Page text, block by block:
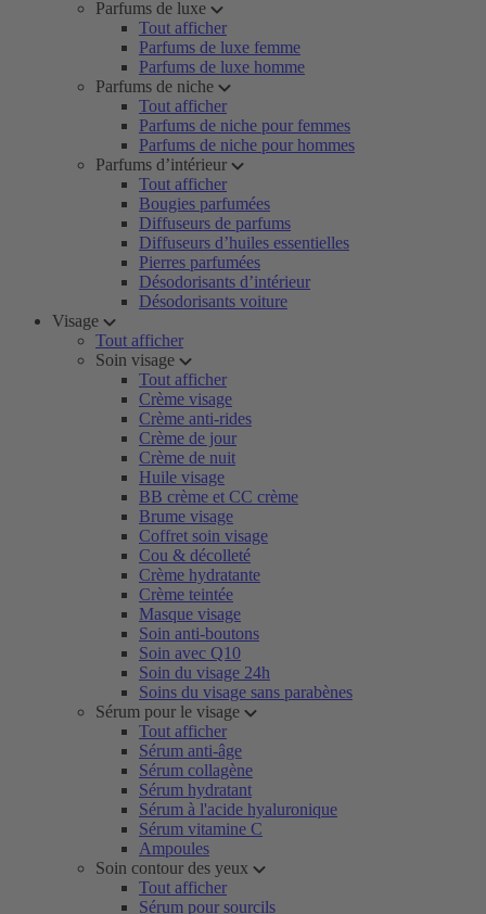
Parfums de luxe
Tout afficher
Parfums de luxe femme
Parfums de luxe homme
Parfums de niche
Tout afficher
Parfums de niche pour femmes
Parfums de niche pour hommes
Parfums d’intérieur
Tout afficher
Bougies parfumées
Diffuseurs de parfums
Diffuseurs d’huiles essentielles
Pierres parfumées
Désodorisants d’intérieur
Désodorisants voiture
Visage
Tout afficher
Soin visage
Tout afficher
Crème visage
Crème anti-rides
Crème de jour
Crème de nuit
Huile visage
BB crème et CC crème
Brume visage
Coffret soin visage
Cou & décolleté
Crème hydratante
Crème teintée
Masque visage
Soin anti-boutons
Soin avec Q10
Soin du visage 24h
Soins du visage sans parabènes
Sérum pour le visage
Tout afficher
Sérum anti-âge
Sérum collagène
Sérum hydratant
Sérum à l'acide hyaluronique
Sérum vitamine C
Ampoules
Soin contour des yeux
Tout afficher
Sérum pour sourcils